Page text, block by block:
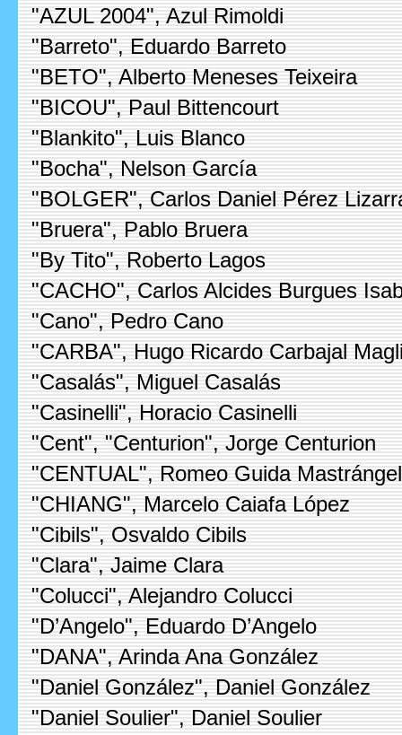
"AZUL 2004", Azul Rimoldi
"Barreto", Eduardo Barreto
"BETO", Alberto Meneses Teixeira
"BICOU", Paul Bittencourt
"Blankito", Luis Blanco
"Bocha", Nelson García
"BOLGER", Carlos Daniel Pérez
"Bruera", Pablo Bruera
"By Tito", Roberto Lagos
"CACHO", Carlos Alcides Burgues
"Cano", Pedro Cano
"CARBA", Hugo Ricardo Carbajal
"Casalás", Miguel Casalás
"Casinelli", Horacio Casinelli
"Cent", "Centurion", Jorge Centurion
"CENTUAL", Romeo Guida
"CHIANG", Marcelo Caiafa López
"Cibils", Osvaldo Cibils
"Clara", Jaime Clara
"Colucci", Alejandro Colucci
"D’Angelo", Eduardo D’Angelo
"DANA", Arinda Ana González
"Daniel González", Daniel González
"Daniel Soulier", Daniel Soulier